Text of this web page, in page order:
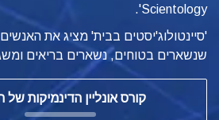
Scientology'.
'סיינטולוג'יסטים בבית' מציג את
שנשארים בטוחים, נשארים בריאים
קורס אונליין הדינמיקות של